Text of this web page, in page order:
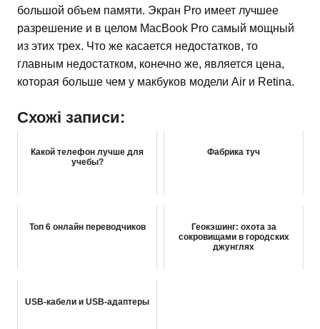
большой объем памяти. Экран Pro имеет лучшее
разрешение и в целом MacBook Pro самый мощный
из этих трех. Что же касается недостатков, то
главным недостатком, конечно же, является цена,
которая больше чем у макбуков модели Air и Retina.
Схожі записи:
Какой телефон лучше для
учебы?
Фабрика туч
Топ 6 онлайн переводчиков
Геокэшинг: охота за
сокровищами в городских
джунглях
USB-кабели и USB-адаптеры